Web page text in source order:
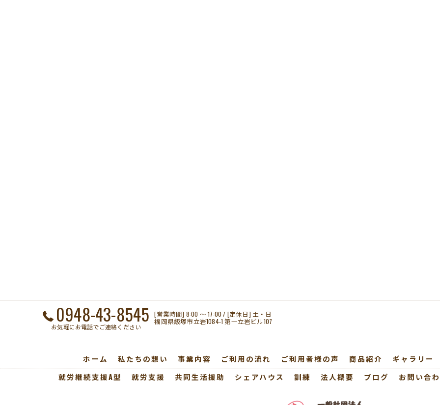
0948-43-8545
お気軽にお電話でご連絡ください
[営業時間] 8:00 〜 17:00 / [定休日] 土・日
福岡県飯塚市立岩1084-1 第一立岩ビル107
ホーム 私たちの想い 事業内容 ご利用の流れ ご利用者様の声 商品紹介 ギャラリー
就労継続支援A型
就労支援 共同生活援助 シェアハウス 訓練 法人概要 ブログ お問い合